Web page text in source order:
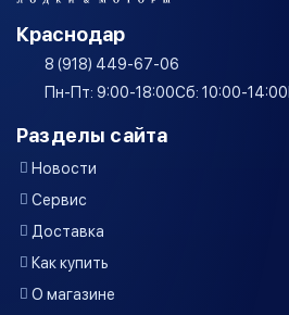
Краснодар
8 (918) 449-67-06
Пн-Пт: 9:00-18:00Сб: 10:00-14:00
Разделы сайта
Новости
Сервис
Доставка
Как купить
О магазине